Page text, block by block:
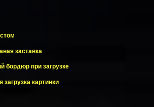
заставка
бордюр при загрузке
загрузка картинки